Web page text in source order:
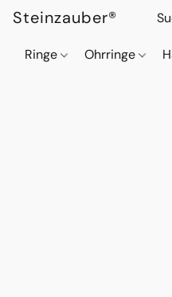
Steinzauber®
Ringe Ohrringe